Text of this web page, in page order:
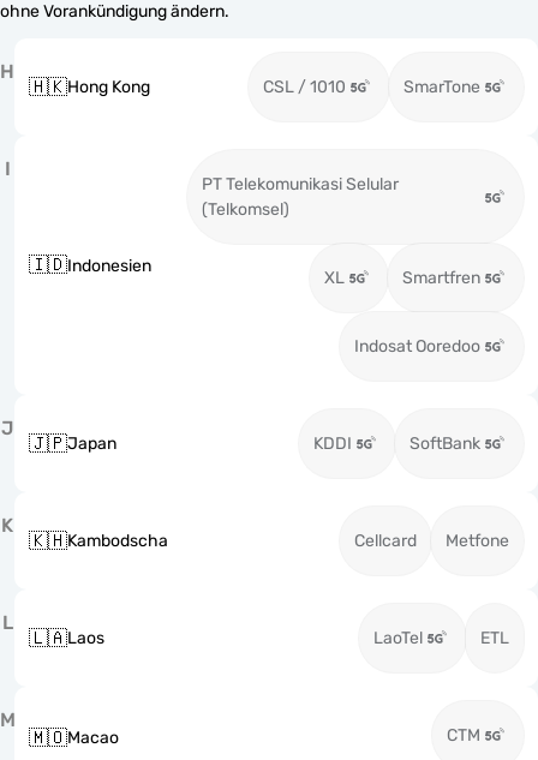
ohne Vorankündigung ändern.
H
🇭🇰Hong Kong CSL / 1010 SmarTone
I
🇮🇩Indonesien
PT Telekomunikasi Selular
(Telkomsel)
XL Smartfren
Indosat Ooredoo
J
🇯🇵Japan KDDI SoftBank
K
🇰🇭Kambodscha Cellcard Metfone
L
🇱🇦Laos LaoTel ETL
M
🇲🇴Macao CTM